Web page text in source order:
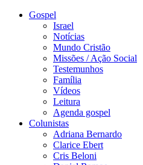
Gospel
Israel
Notícias
Mundo Cristão
Missões / Ação Social
Testemunhos
Família
Vídeos
Leitura
Agenda gospel
Colunistas
Adriana Bernardo
Clarice Ebert
Cris Beloni